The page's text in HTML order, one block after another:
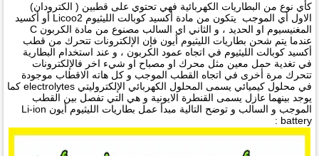
كأي نوع من البطاريات الكهربائية فهي تحتوي على قطبين ( الكترودان)
الاول أي الموجب يتكون من مادة أكسيد كوبالت الليثيوم Licoo2 أو أكسيد
المغنيسيوم او الحديد ، و الثاني اي السالب مصنوع من مادة الكربون C
عندما يتم شحن بطاريات الليثيوم أيون فإن الإلكترونات تتحرك من قطب
أكسيد كوبالت الليثيوم في اتجاه عمود الكربون ، و عند استخدام البطارية
في تغدية حمل معين مثل محرك او مصباح او شيء اخر فالإلكترونات
تتحرك مرة أخرى في اتجاه القطب الموجب و كل هاته الاقطاب موجودة
في محلول كيميائي يسمى المحلول الكهربائي الإلكتروليتي electrolytes كما
يوجد بينهما عازل يسمى القنطرة الايونية و هي التي تفصل بين القطب
الموجب و السالب و توضح التالية مبدأ عمل بطاريات الليثيوم أيون Li-ion
battery :